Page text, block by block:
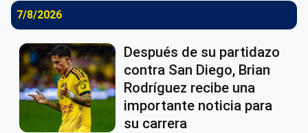
7/8/2026
Después de su partidazo
contra San Diego, Brian
Rodríguez recibe una
importante noticia para
su carrera